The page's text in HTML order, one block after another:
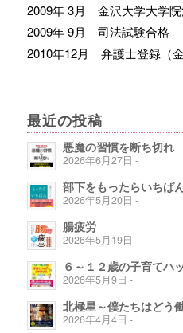
2009年 3月 金沢大学大学
2009年 9月 司法試験合格
2010年12月 弁護士登録（金
最近の投稿
悪魔の習慣を断ち切れ
2026年6月27日 -
部下をもったらいちば
2026年5月20日 -
腸疲労
2026年5月19日 -
６～１２歳の子育てハ
2026年5月9日 -
北極星～僕たちはどう
2026年4月4日 -